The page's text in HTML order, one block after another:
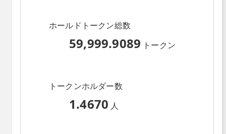
ホールドトークン総数
59,999.9089 トークン
トークンホルダー数
1.4670 人